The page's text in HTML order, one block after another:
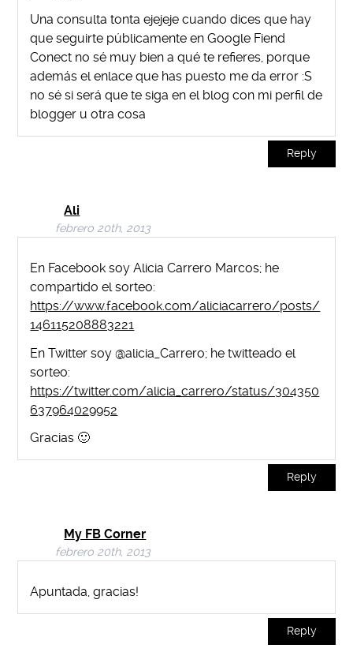
Una consulta tonta ejejeje cuando dices que hay
que seguirte públicamente en Google Fiend
Conect no sé muy bien a qué te refieres, porque
además el enlace que has puesto me da error :S
no sé si será que te siga en el blog con mi perfil de
blogger u otra cosa
Reply
Ali
febrero 20th, 2013
En Facebook soy Alicia Carrero Marcos; he
compartido el sorteo:
https://www.facebook.com/aliciacarrero/posts/
146115208883221
En Twitter soy @alicia_Carrero; he twitteado el
sorteo:
https://twitter.com/alicia_carrero/status/304350
637964029952
Gracias 🙂
Reply
My FB Corner
febrero 20th, 2013
Apuntada, gracias!
Reply